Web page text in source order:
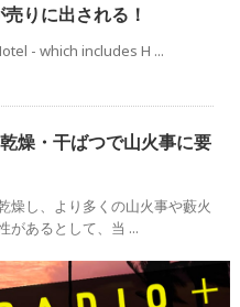
りに出される！
- which includes H ...
燥・干ばつで山火事に要
燥し、より多くの山火事や藪火
があるとして、当 ...